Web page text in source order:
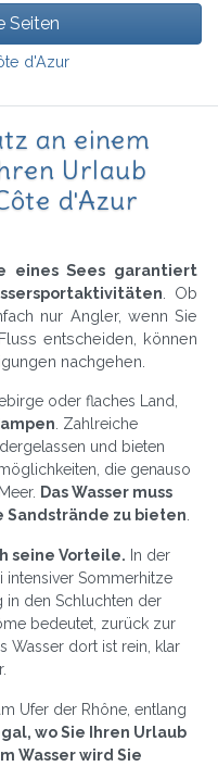
Seiten
d'Azur
an einem
Urlaub
d'Azur
eines Sees garantiert
. Ob
nur Angler, wenn Sie
entscheiden, können
nachgehen.
oder flaches Land,
. Zahlreiche
und bieten
die genauso
Das Wasser muss
Sandstrände zu bieten
seine Vorteile. In der
intensiver Sommerhitze
in den Schluchten der
bedeutet, zurück zur
Wasser dort ist rein, klar
Ufer der Rhône, entlang
wo Sie Ihren Urlaub
Wasser wird Sie